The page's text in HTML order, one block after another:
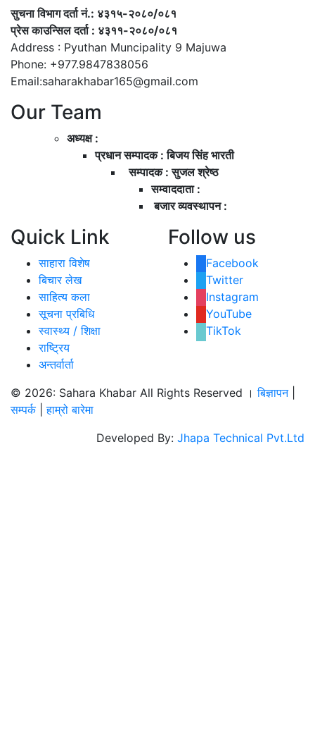
सुचना विभाग दर्ता नं.: ४३१५-२०८०/०८१
प्रेस काउन्सिल दर्ता : ४३११-२०८०/०८१
Address : Pyuthan Muncipality 9 Majuwa
Phone: +977.9847838056
Email:saharakhabar165@gmail.com
Our Team
अध्यक्ष :
प्रधान सम्पादक : बिजय सिंह भारती
सम्पादक : सुजल श्रेष्ठ
सम्वाददाता :
बजार व्यवस्थापन :
Quick Link
साहारा विशेष
बिचार लेख
साहित्य कला
सूचना प्रबिधि
स्वास्थ्य / शिक्षा
राष्ट्रिय
अन्तर्वार्ता
Follow us
Facebook
Twitter
Instagram
YouTube
TikTok
© 2026: Sahara Khabar All Rights Reserved ।बिज्ञापन|
सम्पर्क
|हाम्रो बारेमा
Developed By: Jhapa Technical Pvt.Ltd